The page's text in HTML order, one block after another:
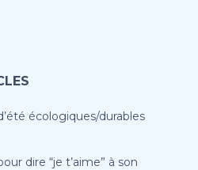
écologiques/durables
dire “je t’aime” à son